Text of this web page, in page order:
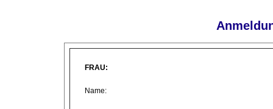
FRAU:
Name: